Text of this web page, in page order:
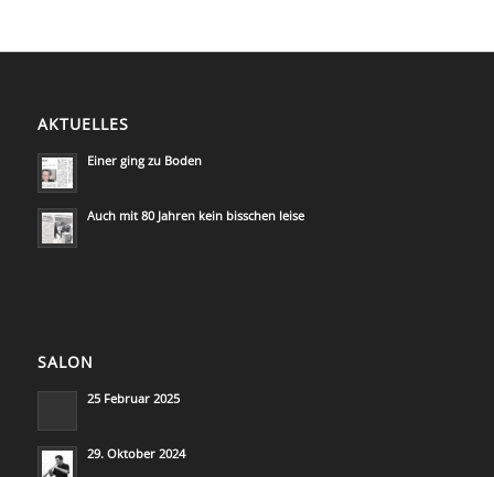
AKTUELLES
Einer ging zu Boden
Auch mit 80 Jahren kein bisschen leise
SALON
25 Februar 2025
29. Oktober 2024